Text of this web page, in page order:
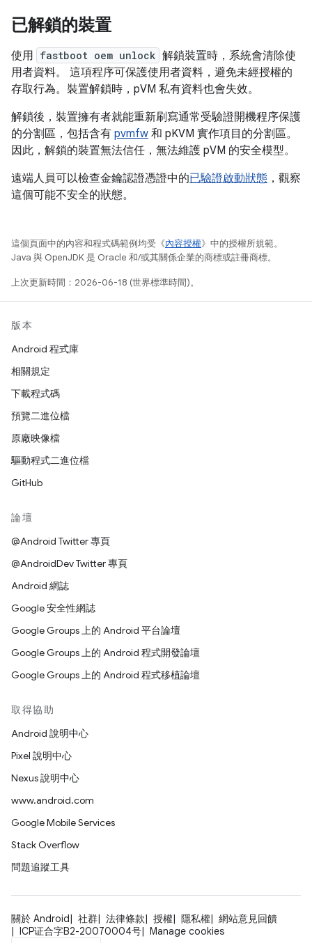
已解鎖的裝置
使用 fastboot oem unlock 解鎖裝置時，系統會清除使
用者資料。 這項程序可保護使用者資料，避免未經授權的
存取行為。裝置解鎖時，pVM 私有資料也會失效。
解鎖後，裝置擁有者就能重新刷寫通常受驗證開機程序保護
的分割區，包括含有 pvmfw 和 pKVM 實作項目的分割區。
因此，解鎖的裝置無法信任，無法維護 pVM 的安全模型。
遠端人員可以檢查金鑰認證憑證中的已驗證啟動狀態 ，觀察
這個可能不安全的狀態。
這個頁面中的內容和程式碼範例均受《內容授權》中的授權所規範。
Java 與 OpenJDK 是 Oracle 和/或其關係企業的商標或註冊商標。
上次更新時間：2026-06-18 (世界標準時間)。
版本
Android 程式庫
相關規定
下載程式碼
預覽二進位檔
原廠映像檔
驅動程式二進位檔
GitHub
論壇
@Android Twitter 專頁
@AndroidDev Twitter 專頁
Android 網誌
Google 安全性網誌
Google Groups 上的 Android 平台論壇
Google Groups 上的 Android 程式開發論壇
Google Groups 上的 Android 程式移植論壇
取得協助
Android 說明中心
Pixel 說明中心
Nexus 說明中心
www.android.com
Google Mobile Services
Stack Overflow
問題追蹤工具
關於 Android 社群 法律條款 授權 隱私權
網站意見回饋
ICP证合字B2-20070004号
Manage cookies